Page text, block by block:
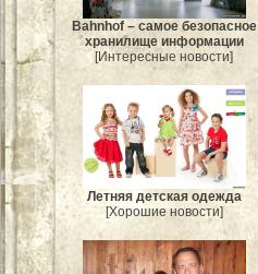
Bahnhof – самое безопасное
хранилище информации
[Интересные новости]
Летняя детская одежда
[Хорошие новости]